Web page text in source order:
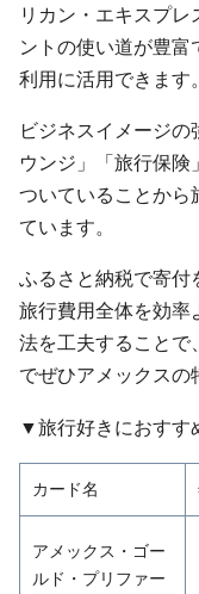
リカン・エキスプ
ントの使い道が豊
利用に活用できます。
ビジネスイメージ
ウンジ」「旅行保
ついていることから
ています。
ふるさと納税で寄付
旅行費用全体を効率
法を工夫することで
でぜひアメックスの
▼旅行好きにおすす
カード名
アメックス・ゴー
ルド・プリファー